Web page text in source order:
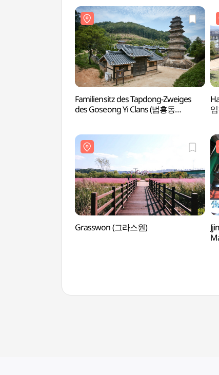
Familiensitz des Tapdong-Zweiges
des Goseong Yi Clans (법흥동
Grasswon (그라스원)